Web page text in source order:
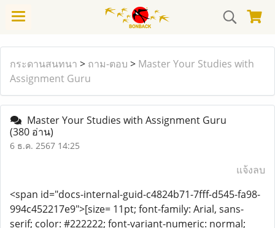
กระดานสนทนา > ถาม-ตอบ > Master Your Studies with
Assignment Guru
Master Your Studies with Assignment Guru
(380 อ่าน)
6 ธ.ค. 2567 14:25
แจ้งลบ
<span id="docs-internal-guid-c4824b71-7fff-d545-fa98-
994c452217e9">[size= 11pt; font-family: Arial, sans-
serif; color: #222222; font-variant-numeric: normal;